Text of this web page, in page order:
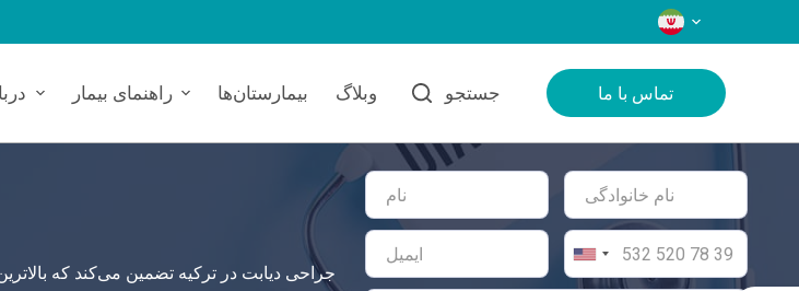
زبان‌ها
راهنمای بیمار بیمارستان‌ها وبلاگ جستجو تماس با ما
جراحی دیابت در ترکیه تضمین می‌کند که